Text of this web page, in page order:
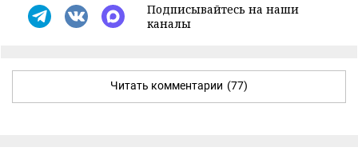
Подписывайтесь на наши
каналы
Читать комментарии (77)